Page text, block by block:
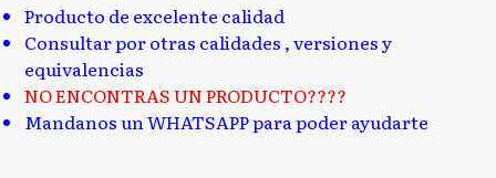
Producto de excelente calidad
Consultar por otras calidades , versiones y
equivalencias
NO ENCONTRAS UN PRODUCTO????
Mandanos un WHATSAPP para poder ayudarte